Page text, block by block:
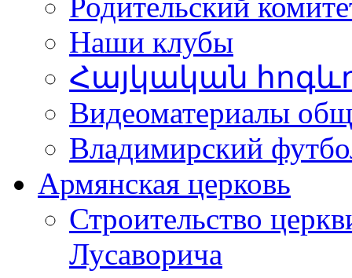
Наши клубы
Հայկական
Видеоматериалы
Владимирский
Армянская церковь
Строительство
Лусаворича